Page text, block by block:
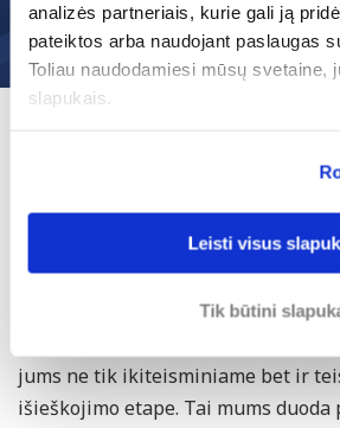
analizės partneriais, kurie gali ją
pateiktos arba naudojant paslaugas
Toliau naudodamiesi mūsų svetaine,
slapukais.
Leisti visus
Tik būtini
Pateikti
SKOLŲ IŠIEŠKOJIMO
ADVOKATU
Skolų išieškojimo advokatai turi
žinių, kad galėtų įveikti skolininką,
jums ne tik ikiteisminiame bet ir
išieškojimo etape. Tai mums